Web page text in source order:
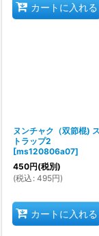
カートに入れる
ヌンチャク（双節棍) ス
トラップ2
[ms120806a07]
450円(税別)
(税込 : 495円)
カートに入れる